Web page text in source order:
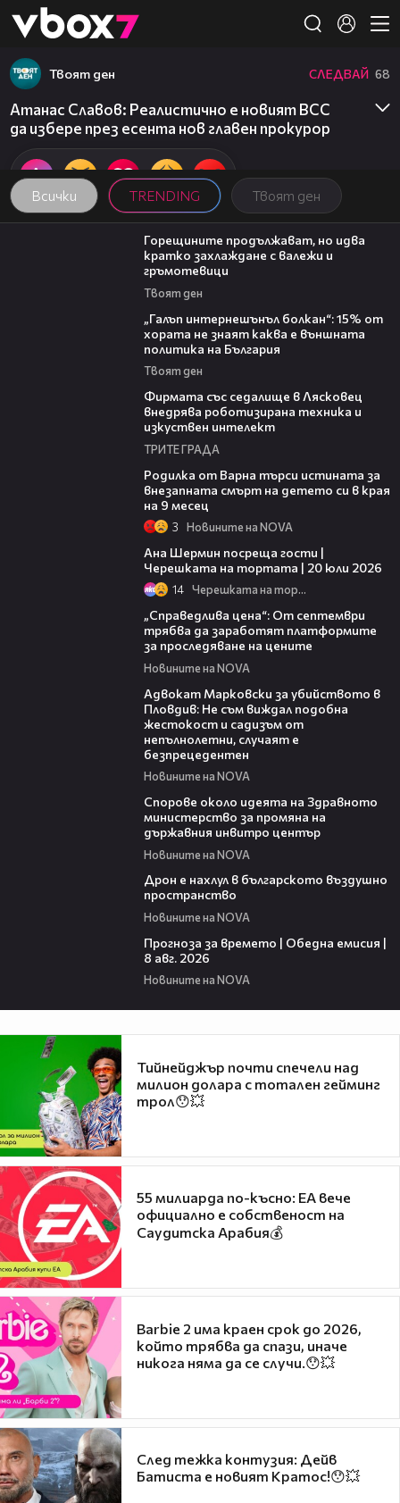
👾
Всички TRENDING Твоят ден
Твоят ден СЛЕДВАЙ 68
Атанас Славов: Реалистично е новият ВСС
да избере през есента нов главен прокурор
02:31
Горещините продължават, но идва
кратко захлаждане с валежи и
гръмотевици
Твоят ден
„Галъп интернешънъл болкан“: 15% от
хората не знаят каква е външната
политика на България
Твоят ден
Фирмата със седалище в Лясковец
внедрява роботизирана техника и
изкуствен интелект
ТРИТЕ ГРАДА
Родилка от Варна търси истината за
внезапната смърт на детето си в края
на 9 месец
3 Новините на NOVA
Ана Шермин посреща гости |
Черешката на тортата | 20 юли 2026
14 Черешката на тортата
„Справедлива цена“: От септември
трябва да заработят платформите
за проследяване на цените
Новините на NOVA
Адвокат Марковски за убийството в
Пловдив: Не съм виждал подобна
жестокост и садизъм от
непълнолетни, случаят е
безпрецедентен
Новините на NOVA
Спорове около идеята на Здравното
министерство за промяна на
държавния инвитро център
Новините на NOVA
Дрон е нахлул в българското въздушно
пространство
Новините на NOVA
Прогноза за времето | Обедна емисия |
8 авг. 2026
Новините на NOVA
Тийнейджър почти спечели над
милион долара с тотален гейминг
трол😯💥
55 милиарда по-късно: EA вече
официално е собственост на
Саудитска Арабия💰
Barbie 2 има краен срок до 2026,
който трябва да спази, иначе
никога няма да се случи.😯💥
След тежка контузия: Дейв
Батиста е новият Кратос!😯💥